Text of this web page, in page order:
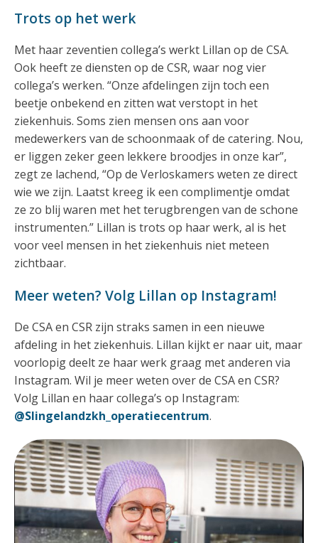
Trots op het werk
Met haar zeventien collega’s werkt Lillan op de CSA.
Ook heeft ze diensten op de CSR, waar nog vier
collega’s werken. “Onze afdelingen zijn toch een
beetje onbekend en zitten wat verstopt in het
ziekenhuis. Soms zien mensen ons aan voor
medewerkers van de schoonmaak of de catering. Nou,
er liggen zeker geen lekkere broodjes in onze kar”,
zegt ze lachend, “Op de Verloskamers weten ze direct
wie we zijn. Laatst kreeg ik een complimentje omdat
ze zo blij waren met het terugbrengen van de schone
instrumenten.” Lillan is trots op haar werk, al is het
voor veel mensen in het ziekenhuis niet meteen
zichtbaar.
Meer weten? Volg Lillan op Instagram!
De CSA en CSR zijn straks samen in een nieuwe
afdeling in het ziekenhuis. Lillan kijkt er naar uit, maar
voorlopig deelt ze haar werk graag met anderen via
Instagram. Wil je meer weten over de CSA en CSR?
Volg Lillan en haar collega’s op Instagram:
@Slingelandzkh_operatiecentrum.